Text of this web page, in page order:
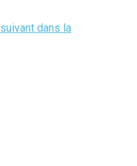
suivant dans la